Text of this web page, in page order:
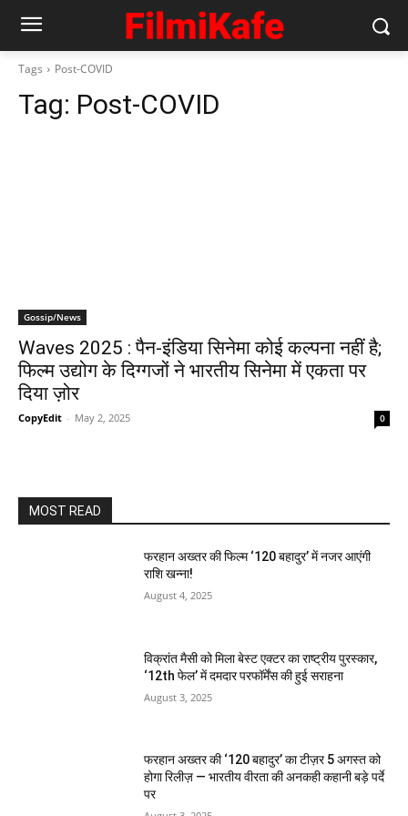
Tags Post-COVID
Tag: Post-COVID
Gossip/News
Waves 2025 : पैन-इंडिया सिनेमा कोई कल्पना नहीं है;
फिल्म उद्योग के दिग्गजों ने भारतीय सिनेमा में एकता पर
दिया ज़ोर
CopyEdit - May 2, 2025 0
MOST READ
फरहान अख्तर की फिल्म ‘120 बहादुर’ में नजर आएंगी
राशि खन्ना!
August 4, 2025
विक्रांत मैसी को मिला बेस्ट एक्टर का राष्ट्रीय पुरस्कार,
‘12th फेल’ में दमदार परफॉर्मेंस की हुई सराहना
August 3, 2025
फरहान अख्तर की ‘120 बहादुर’ का टीज़र 5 अगस्त को
होगा रिलीज़ — भारतीय वीरता की अनकही कहानी बड़े पर्दे
पर